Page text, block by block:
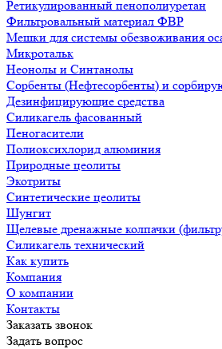
Ретикулированный пенополиуретан
Фильтровальный материал ФВР
Мешки для системы обезвоживания
Микротальк
Неонолы и Синтанолы
Сорбенты (Нефтесорбенты) и
Дезинфицирующие средства
Силикагель фасованный
Пеногасители
Полиокси­хлорид алюминия
Природные цеолиты
Экотриты
Синтетические цеолиты
Шунгит
Щелевые дренажные колпачки
Силикагель технический
Как купить
Компания
О компании
Контакты
Заказать звонок
Задать вопрос